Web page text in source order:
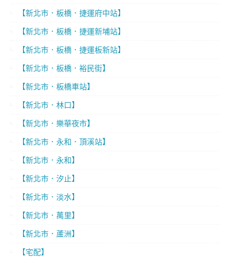
【新北市．板橋．捷運府中站】
【新北市．板橋．捷運新埔站】
【新北市．板橋．捷運板新站】
【新北市．板橋．裕民街】
【新北市．板橋車站】
【新北市．林口】
【新北市．樂華夜市】
【新北市．永和．頂溪站】
【新北市．永和】
【新北市．汐止】
【新北市．淡水】
【新北市．萬里】
【新北市．蘆洲】
【宅配】